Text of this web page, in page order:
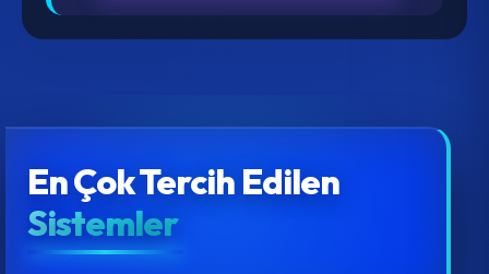
En Çok Tercih Edilen
Sistemler